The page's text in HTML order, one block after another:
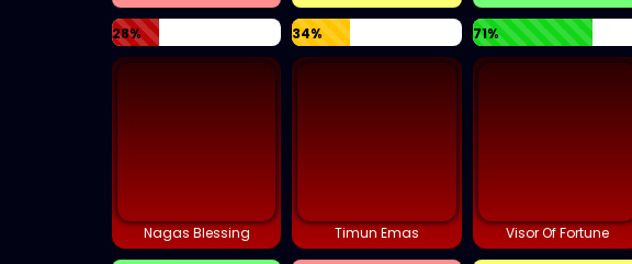
28% 34% 71%
Nagas Blessing Timun Emas Visor Of Fortune